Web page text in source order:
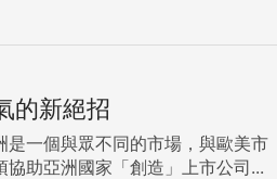
的新絕招
是一個與眾不同的市場，與歐美市
協助亞洲國家「創造」上市公司...